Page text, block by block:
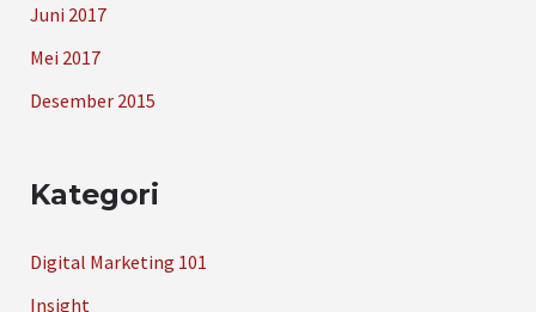
Juni 2017
Mei 2017
Desember 2015
Kategori
Digital Marketing 101
Insight